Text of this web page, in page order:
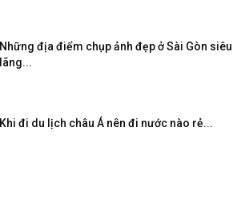
Những địa điểm chụp ảnh đẹp ở Sài Gòn siêu
lãng...
Khi đi du lịch châu Á nên đi nước nào rẻ...